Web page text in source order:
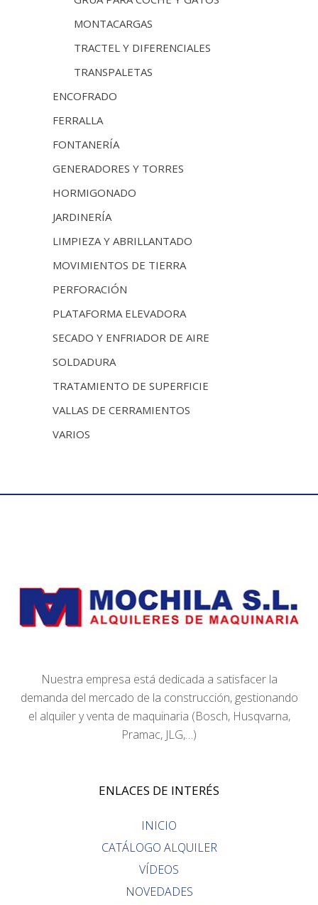
MONTACARGAS
TRACTEL Y DIFERENCIALES
TRANSPALETAS
ENCOFRADO
FERRALLA
FONTANERÍA
GENERADORES Y TORRES
HORMIGONADO
JARDINERÍA
LIMPIEZA Y ABRILLANTADO
MOVIMIENTOS DE TIERRA
PERFORACIÓN
PLATAFORMA ELEVADORA
SECADO Y ENFRIADOR DE AIRE
SOLDADURA
TRATAMIENTO DE SUPERFICIE
VALLAS DE CERRAMIENTOS
VARIOS
Nuestra empresa está dedicada a satisfacer la
demanda del mercado de la construcción, gestionando
el alquiler y venta de maquinaria (Bosch, Husqvarna,
Pramac, JLG,…)
ENLACES DE INTERÉS
INICIO
CATÁLOGO ALQUILER
VÍDEOS
NOVEDADES